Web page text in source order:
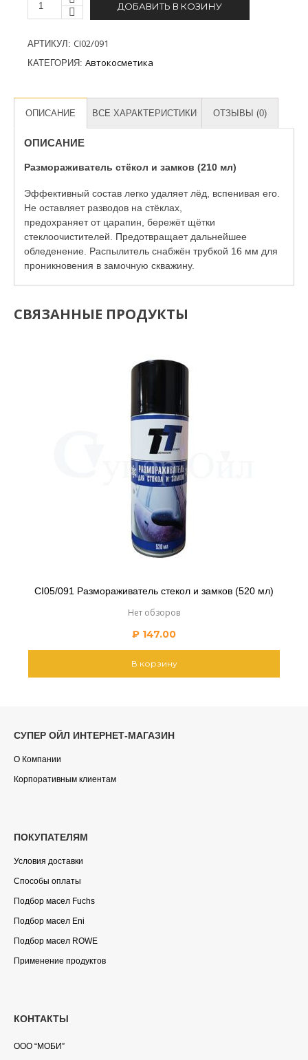
ДОБАВИТЬ В КОЗИНУ
АРТИКУЛ: CI02/091
КАТЕГОРИЯ: Автокосметика
ОПИСАНИЕ ВСЕ ХАРАКТЕРИСТИКИ ОТЗЫВЫ (0)
ОПИСАНИЕ
Размораживатель стёкол и замков (210 мл)
Эффективный состав легко удаляет лёд, вспенивая его.
Не оставляет разводов на стёклах,
предохраняет от царапин, бережёт щётки
стеклоочистителей. Предотвращает дальнейшее
обледенение. Распылитель снабжён трубкой 16 мм для
проникновения в замочную скважину.
СВЯЗАННЫЕ ПРОДУКТЫ
CI05/091 Размораживатель стекол и замков (520 мл)
Нет обзоров
₽ 147.00
В корзину
СУПЕР ОЙЛ ИНТЕРНЕТ-МАГАЗИН
О Компании
Корпоративным клиентам
ПОКУПАТЕЛЯМ
Условия доставки
Способы оплаты
Подбор масел Fuchs
Подбор масел Eni
Подбор масел ROWE
Применение продуктов
КОНТАКТЫ
ООО “МОБИ”